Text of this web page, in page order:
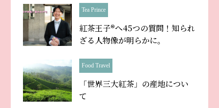
Tea Prince
紅茶王子®へ45つの質問！知られ
ざる人物像が明らかに。
Food Travel
「世界三大紅茶」の産地につい
て